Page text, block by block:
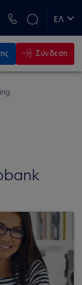
ΕΛ
Σύνδεση